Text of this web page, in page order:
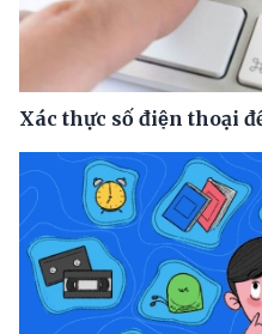
Xác thực số điện thoại